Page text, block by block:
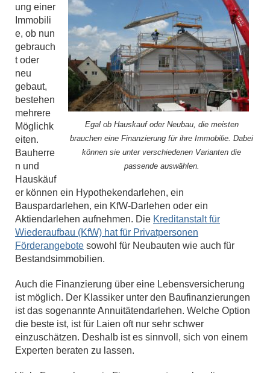
Egal ob Hauskauf oder Neubau, die meisten
brauchen eine Finanzierung für ihre Immobilie. Dabei
können sie unter verschiedenen Varianten die
passende auswählen.
ung einer
Immobili
e, ob nun
gebrauch
t oder
neu
gebaut,
bestehen
mehrere
Möglichk
eiten.
Bauherre
n und
Hauskäuf
er können ein Hypothekendarlehen, ein
Bauspardarlehen, ein KfW-Darlehen oder ein
Aktiendarlehen aufnehmen. Die Kreditanstalt für
Wiederaufbau (KfW) hat für Privatpersonen
Förderangebote sowohl für Neubauten wie auch für
Bestandsimmobilien.
Auch die Finanzierung über eine Lebensversicherung
ist möglich. Der Klassiker unter den Baufinanzierungen
ist das sogenannte Annuitätendarlehen. Welche Option
die beste ist, ist für Laien oft nur sehr schwer
einzuschätzen. Deshalb ist es sinnvoll, sich von einem
Experten beraten zu lassen.